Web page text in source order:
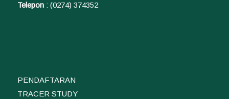
Telepon: (0274) 374352
PENDAFTARAN
TRACER STUDY